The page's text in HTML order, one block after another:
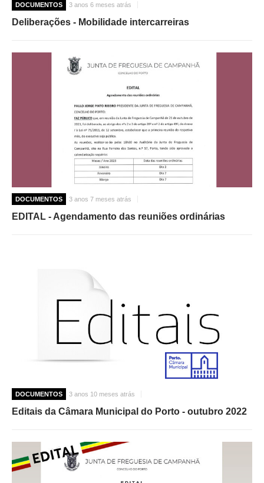
DOCUMENTOS 3 anos 6 meses atrás
Deliberações - Mobilidade intercarreiras
DOCUMENTOS 3 anos 7 meses atrás
EDITAL - Agendamento das reuniões ordinárias
DOCUMENTOS 3 anos 10 meses atrás
Editais da Câmara Municipal do Porto - outubro 2022